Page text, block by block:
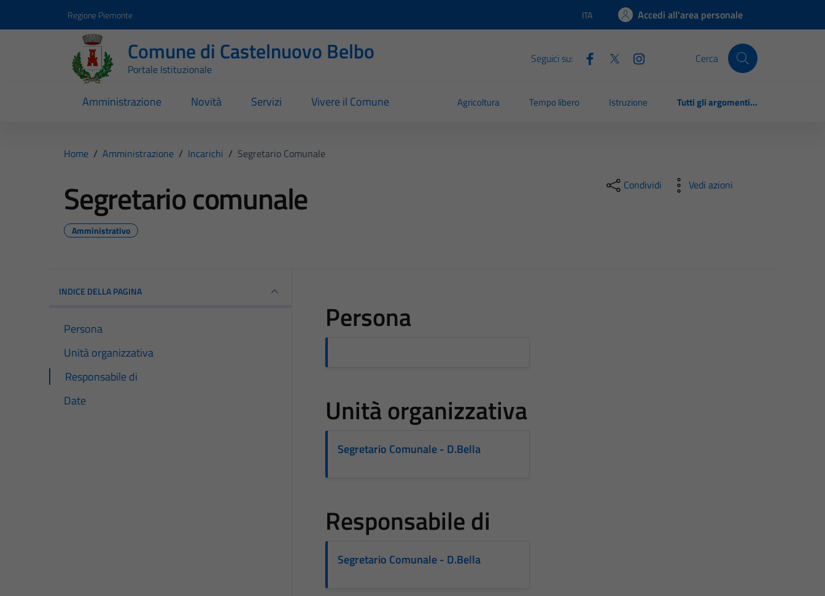
Regione Piemonte Lingua attiva:
ITA Accedi all'area personale
Comune di Castelnuovo Belbo
Portale Istituzionale
Seguici su: Cerca
Amministrazione Novità Servizi Vivere il Comune Agricoltura Tempo libero Istruzione Tutti gli argomenti...
Home / Amministrazione / Incarichi / Segretario Comunale
Segretario comunale
Amministrativo
Condividi Vedi azioni
INDICE DELLA PAGINA
Persona
Unità organizzativa
Responsabile di
Date
Persona
Unità organizzativa
Segretario Comunale - D.Bella
Responsabile di
Segretario Comunale - D.Bella